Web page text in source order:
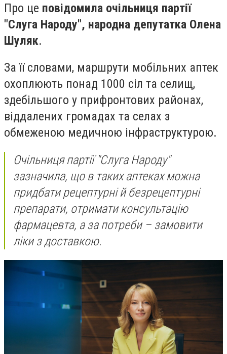
Про це повідомила очільниця партії
"Слуга Народу", народна депутатка Олена
Шуляк.
За її словами, маршрути мобільних аптек
охоплюють понад 1000 сіл та селищ,
здебільшого у прифронтових районах,
віддалених громадах та селах з
обмеженою медичною інфраструктурою.
Очільниця партії "Слуга Народу"
зазначила, що в таких аптеках можна
придбати рецептурні й безрецептурні
препарати, отримати консультацію
фармацевта, а за потреби – замовити
ліки з доставкою.